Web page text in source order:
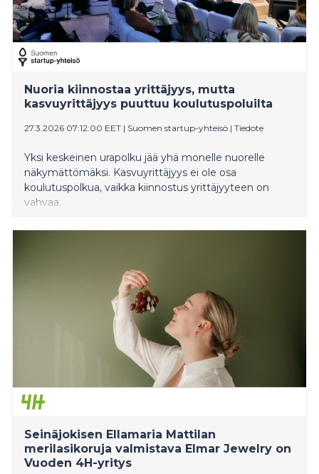
Nuoria kiinnostaa yrittäjyys, mutta
kasvuyrittäjyys puuttuu koulutuspoluilta
27.3.2026 07:12:00 EET | Suomen startup-yhteisö | Tiedote
Yksi keskeinen urapolku jää yhä monelle nuorelle
näkymättömäksi. Kasvuyrittäjyys ei ole osa
koulutuspolkua, vaikka kiinnostus yrittäjyyteen on
vahvaa.
Seinäjokisen Ellamaria Mattilan
merilasikoruja valmistava Elmar Jewelry on
Vuoden 4H-yritys